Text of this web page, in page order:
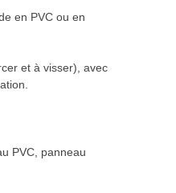
en PVC ou en
et à visser), avec
PVC, panneau